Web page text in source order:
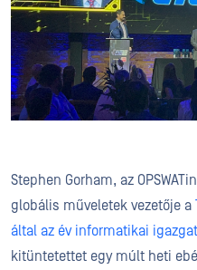
Stephen Gorham, az
globális műveletek vezetője a
által az év informatikai
kitüntetettet egy múlt heti